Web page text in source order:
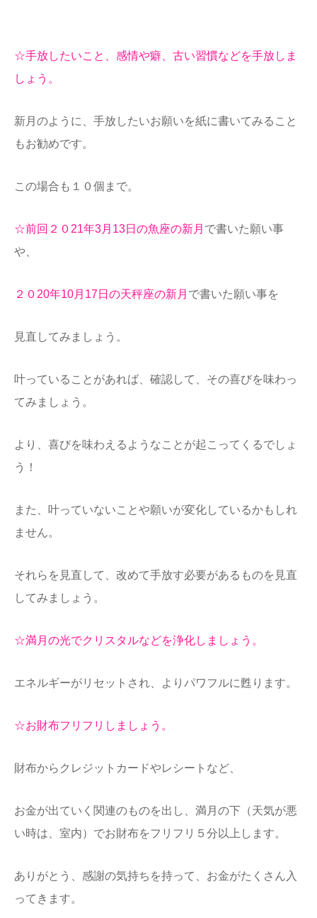
☆手放したいこと、感情や癖、古い習慣などを手放しま
しょう。
新月のように、手放したいお願いを紙に書いてみること
もお勧めです。
この場合も１０個まで。
☆前回２０21年3月13日 の魚座の新月 で書いた願い事
や、
２０20年10月17日の天秤座の新月 で書いた願い事を
見直してみましょう。
叶っていることがあれば、確認して、その喜びを味わっ
てみましょう。
より、喜びを味わえるようなことが起こってくるでしょ
う！
また、叶っていないことや願いが変化しているかもしれ
ません。
それらを見直して、改めて手放す必要があるものを見直
してみましょう。
☆満月の光でクリスタルなどを浄化しましょう。
エネルギーがリセットされ、よりパワフルに甦ります。
☆お財布フリフリしましょう。
財布からクレジットカードやレシートなど、
お金が出ていく関連のものを出し、満月の下（天気が悪
い時は、室内）でお財布をフリフリ５分以上します。
あり がとう、感謝の気持ちを持って、お金がたくさん入
ってきます。